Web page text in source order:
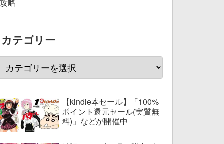
攻略
カテゴリー
【kindle本セール】「100%
ポイント還元セール(実質無
料)」などが開催中